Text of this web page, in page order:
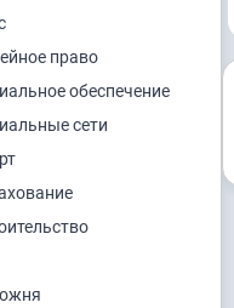
право
обеспечение
сети